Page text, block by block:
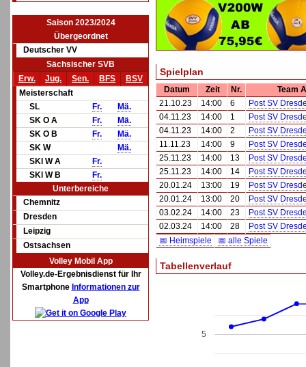
Saison 2023/2024
Übergeordnet
Deutscher VV
Sächsischer SVB
Erw.
Jug. Sen. BFS
BSV
Meisterschaft
SL
Fr.
Mä.
SK O A
Fr.
Mä.
SK O B
Fr.
Mä.
SK W
Mä.
SKl W A
Fr.
SKl W B
Fr.
Unterbereiche
Chemnitz
Dresden
Leipzig
Ostsachsen
Volley Mobil App
Volley.de-Ergebnisdienst für Ihr
Smartphone Informationen zur
App
Spielplan
Datum Zeit Nr.
Team A
21.10.23
14:00 6
Post SV
04.11.23
14:00 1
Post SV
04.11.23
14:00 2
Post SV
11.11.23
14:00 9
Post SV
25.11.23
14:00 13
Post SV
25.11.23
14:00 14
Post SV
20.01.24
13:00 19
Post SV
20.01.24
13:00 20
Post SV
03.02.24
14:00 23
Post SV
02.03.24
14:00 28
Post SV
📅 Heimspiele
📅 alle Spiele
Tabellenverlauf
5